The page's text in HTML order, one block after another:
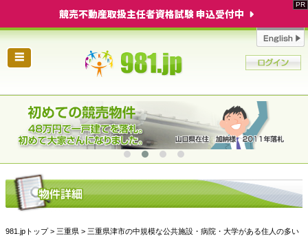
競売不動産取扱主任者資格試験 申込受付中
☰
981.jpトップ> 三重県 > 三重県津市の中規模な公共施設・病院・大学がある住人の多い